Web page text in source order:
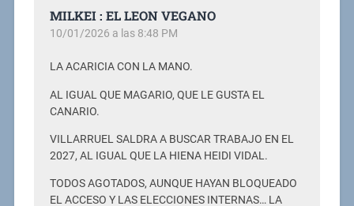
MILKEI : EL LEON VEGANO
10/01/2026 a las 8:48 PM
LA ACARICIA CON LA MANO.
AL IGUAL QUE MAGARIO, QUE LE GUSTA EL
CANARIO.
VILLARRUEL SALDRA A BUSCAR TRABAJO EN EL
2027, AL IGUAL QUE LA HIENA HEIDI VIDAL.
TODOS AGOTADOS, AUNQUE HAYAN BLOQUEADO
EL ACCESO Y LAS ELECCIONES INTERNAS… LA